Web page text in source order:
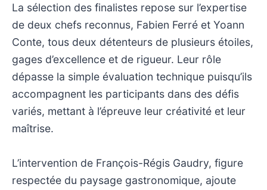
La sélection des finalistes repose sur l’expertise
de deux chefs reconnus, Fabien Ferré et Yoann
Conte, tous deux détenteurs de plusieurs étoiles,
gages d’excellence et de rigueur. Leur rôle
dépasse la simple évaluation technique puisqu’ils
accompagnent les participants dans des défis
variés, mettant à l’épreuve leur créativité et leur
maîtrise.
L’intervention de François-Régis Gaudry, figure
respectée du paysage gastronomique, ajoute